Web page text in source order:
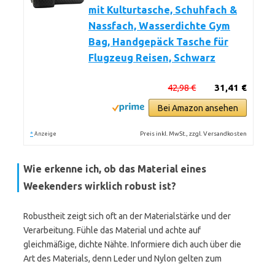
mit Kulturtasche, Schuhfach &
Nassfach, Wasserdichte Gym
Bag, Handgepäck Tasche für
Flugzeug Reisen, Schwarz
31,41 €
42,98 €
Bei Amazon ansehen
* Anzeige Preis inkl. MwSt., zzgl. Versandkosten
Wie erkenne ich, ob das Material eines
Weekenders wirklich robust ist?
Robustheit zeigt sich oft an der Materialstärke und der
Verarbeitung. Fühle das Material und achte auf
gleichmäßige, dichte Nähte. Informiere dich auch über die
Art des Materials, denn Leder und Nylon gelten zum